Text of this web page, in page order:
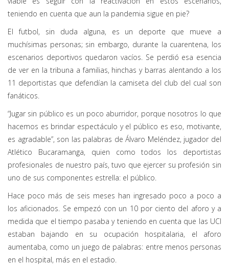
teniendo en cuenta que aun la pandemia sigue en pie?
El futbol, sin duda alguna, es un deporte que mueve a
muchísimas personas; sin embargo, durante la cuarentena, los
escenarios deportivos quedaron vacíos. Se perdió esa esencia
de ver en la tribuna a familias, hinchas y barras alentando a los
11 deportistas que defendían la camiseta del club del cual son
fanáticos.
“Jugar sin público es un poco aburridor, porque nosotros lo que
hacemos es brindar espectáculo y el público es eso, motivante,
es agradable”, son las palabras de Álvaro Meléndez, jugador del
Atlético Bucaramanga, quien como todos los deportistas
profesionales de nuestro país, tuvo que ejercer su profesión sin
uno de sus componentes estrella: el público.
Hace poco más de seis meses han ingresado poco a poco a
los aficionados. Se empezó con un 10 por ciento del aforo y a
medida que el tiempo pasaba y teniendo en cuenta que las UCI
estaban bajando en su ocupación hospitalaria, el aforo
aumentaba, como un juego de palabras: entre menos personas
en el hospital, más en el estadio.